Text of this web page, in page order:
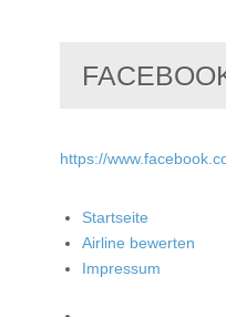
https://
Startseite
Airline bewerten
Impressum